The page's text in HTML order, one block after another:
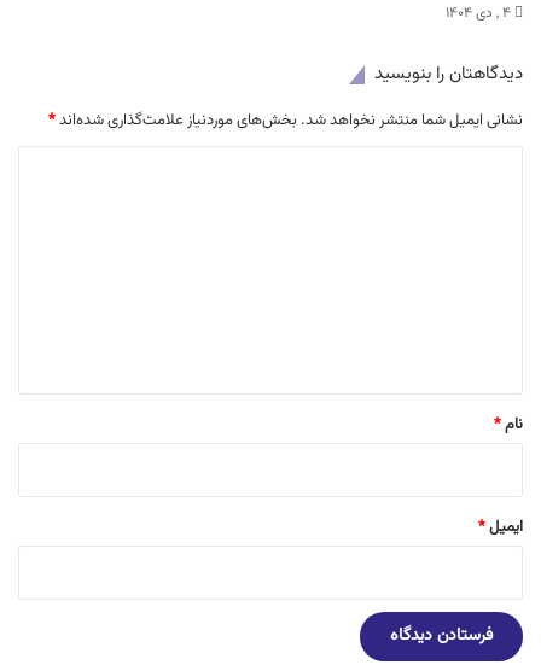
۴ , دی ۱۴۰۴
دیدگاهتان را بنویسید
نشانی ایمیل شما منتشر نخواهد شد. بخش‌های موردنیاز علامت‌گذاری شده‌اند*
نام*
ایمیل*